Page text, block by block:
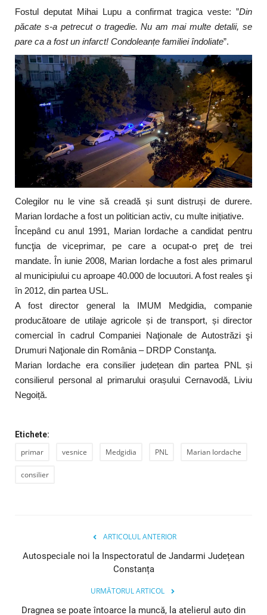
Fostul deputat Mihai Lupu a confirmat tragica veste: ”Din
păcate s-a petrecut o tragedie. Nu am mai multe detalii, se
pare ca a fost un infarct! Condoleanțe familiei îndoliate”.
Colegilor nu le vine să creadă și sunt distruși de durere.
Marian Iordache a fost un politician activ, cu multe inițiative.
Începând cu anul 1991, Marian Iordache a candidat pentru
funcţia de viceprimar, pe care a ocupat-o preţ de trei
mandate. În iunie 2008, Marian Iordache a fost ales primarul
al municipiului cu aproape 40.000 de locuutori. A fost reales şi
în 2012, din partea USL.
A fost director general la IMUM Medgidia, companie
producătoare de utilaje agricole și de transport, și director
comercial în cadrul Companiei Naţionale de Autostrăzi şi
Drumuri Naţionale din România – DRDP Constanţa.
Marian Iordache era consilier județean din partea PNL și
consilierul personal al primarului orașului Cernavodă, Liviu
Negoiță.
Etichete:
primar vesnice Medgidia PNL Marian Iordache
consilier
ARTICOLUL ANTERIOR
Autospeciale noi la Inspectoratul de Jandarmi Județean
Constanța
URMĂTORUL ARTICOL
Dragnea se poate întoarce la muncă, la atelierul auto din